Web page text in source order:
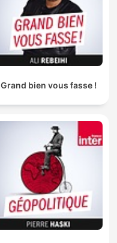
Grand bien vous fasse !